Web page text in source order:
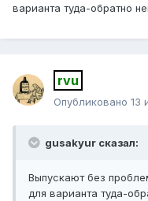
варианта туда-обратно
rvu
Опубликовано 13
gusakyur сказал:
Выпускают без
для варианта туда-